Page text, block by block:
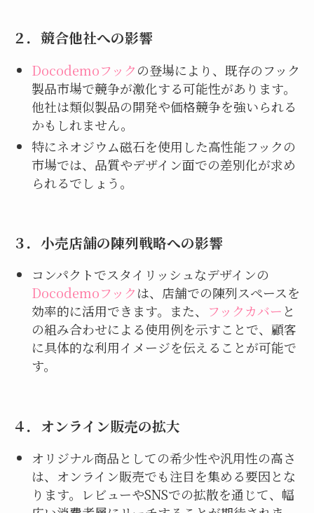
２． 競合他社への影響
Docodemoフックの登場により、既存のフック
製品市場で競争が激化する可能性があります。
他社は類似製品の開発や価格競争を強いられる
かもしれません。
特にネオジウム磁石を使用した高性能フックの
市場では、品質やデザイン面での差別化が求め
られるでしょう。
３． 小売店舗の陳列戦略への影響
コンパクトでスタイリッシュなデザインの
Docodemoフックは、店舗での陳列スペースを
効率的に活用できます。また、
フックカバー と
の組み合わせによる使用例を示すことで、顧客
に具体的な利用イメージを伝えることが可能で
す。
４． オンライン販売の拡大
オリジナル商品としての希少性や汎用性の高さ
は、オンライン販売でも注目を集める要因とな
ります。レビューやSNSでの拡散を通じて、幅